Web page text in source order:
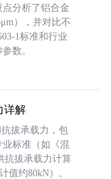
分析了铝合金
），并对比不
1标准和行业
数。
详解
拔承载力，包
标准（如《混
抗拔承载力计算
值约80kN）。